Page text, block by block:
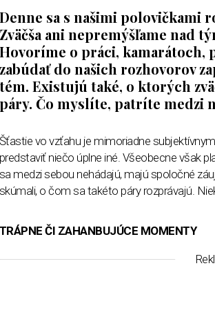
Denne sa s našimi polovičkami
Zväčša ani nepremýšľame nad
Hovoríme o práci, kamarátoch,
zabúdať do našich rozhovorov
tém. Existujú také, o ktorých
páry. Čo myslíte, patríte medzi
Šťastie vo vzťahu je mimoriadne
predstaviť niečo úplne iné. Všeobecne však
sa medzi sebou nehádajú, majú spoločné
skúmali, o čom sa takéto páry rozprávajú.
TRÁPNE ČI ZAHANBUJÚCE MOMENTY